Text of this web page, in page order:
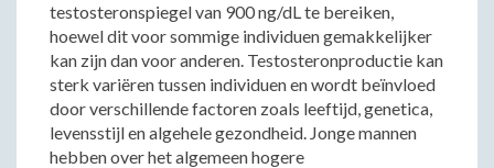
testosteronspiegel van 900 ng/dL te bereiken,
hoewel dit voor sommige individuen gemakkelijker
kan zijn dan voor anderen. Testosteronproductie kan
sterk variëren tussen individuen en wordt beïnvloed
door verschillende factoren zoals leeftijd, genetica,
levensstijl en algehele gezondheid. Jonge mannen
hebben over het algemeen hogere